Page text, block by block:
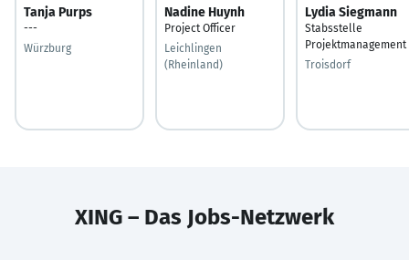
Tanja Purps
---
Würzburg
Nadine Huynh
Project Officer
Leichlingen
(Rheinland)
Lydia Siegmann
Stabsstelle
Projektmanagement
Troisdorf
XING – Das Jobs-Netzwerk